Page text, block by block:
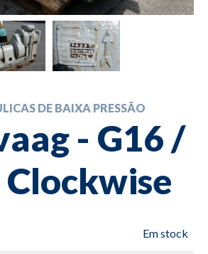
DE BAIXA PRESSÃO
- G16 /
Em stock